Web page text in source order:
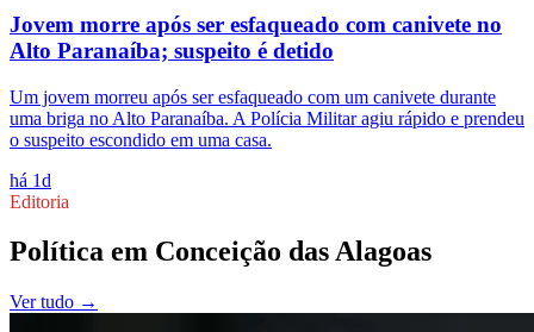
Jovem morre após ser esfaqueado com canivete no
Alto Paranaíba; suspeito é detido
Um jovem morreu após ser esfaqueado com um canivete durante
uma briga no Alto Paranaíba. A Polícia Militar agiu rápido e prendeu
o suspeito escondido em uma casa.
há 1d
Editoria
Política em Conceição das Alagoas
Ver tudo →